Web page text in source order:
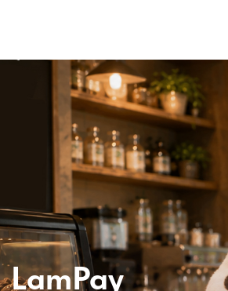
LamPay
Скачать с App Store
Скачать с RuStore